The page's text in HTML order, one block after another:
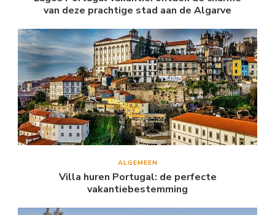
van deze prachtige stad aan de Algarve
ALGEMEEN
Villa huren Portugal: de perfecte
vakantiebestemming